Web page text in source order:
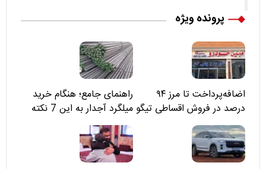
پرونده ویژه
اضافه‌پرداخت تا مرز ۹۴
درصد در فروش اقساطی تیگو
۸؛ مسئولان «مبین خودرو» را
نمی‌بینند؟
راهنمای جامع؛ هنگام خرید
میلگرد آجدار به این 7 نکته
توجه کنید